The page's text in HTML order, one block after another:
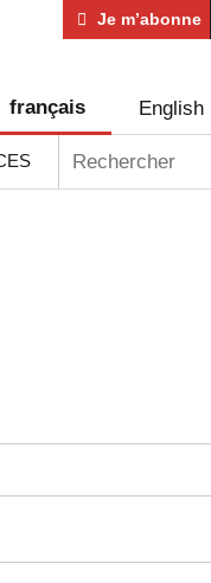
Je m’abonne
français English